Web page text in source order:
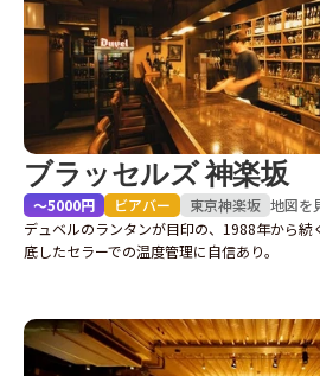
ブラッセルズ 神楽坂
〜5000円 ビアバー 東京神楽坂 地図を
デュベルのランタンが目印の、1988年から
底したセラーでの温度管理に自信あり。